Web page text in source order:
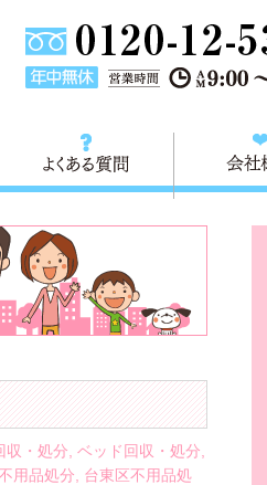
ご依頼の流れ よくある質問
収・処分 ベッド回収・処分
用品処分
台東区不用品処